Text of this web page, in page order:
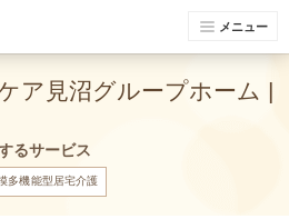
メニュー
ア見沼グループホーム |
るサービス
多機能型居宅介護